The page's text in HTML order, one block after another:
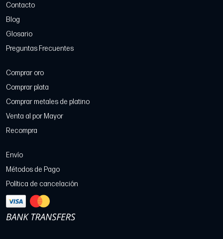
Contacto
Blog
Glosario
Preguntas Frecuentes
Comprar oro
Comprar plata
Comprar metales de platino
Venta al por Mayor
Recompra
Envío
Métodos de Pago
Política de cancelación